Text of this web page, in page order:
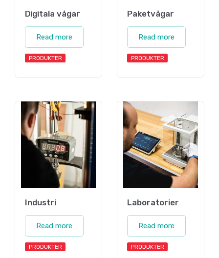
Digitala vågar
Read more
PRODUKTER
Paketvågar
Read more
PRODUKTER
Industri
Read more
PRODUKTER
Laboratorier
Read more
PRODUKTER